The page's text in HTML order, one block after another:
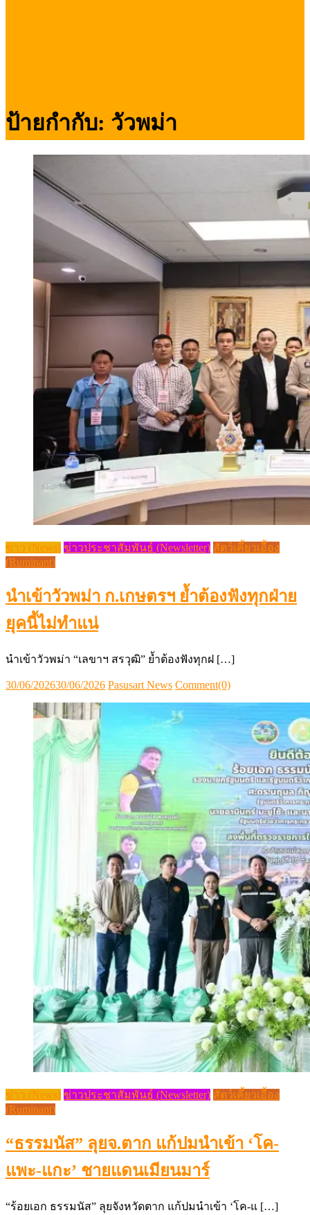
ป้ายกำกับ: วัวพม่า
ข่าว (News) ข่าวประชาสัมพันธ์ (Newsletter) สัตว์เคี้ยวเอื้อง
(Ruminant)
นำเข้าวัวพม่า ก.เกษตรฯ ย้ำต้องฟังทุกฝ่าย
ยุคนี้ไม่ทำแน่
นำเข้าวัวพม่า “เลขาฯ สรวุฒิ” ย้ำต้องฟังทุกฝ […]
Posted
30/06/202630/06/2026 Author
Pasusart News Comment(0)
ข่าว (News) ข่าวประชาสัมพันธ์ (Newsletter) สัตว์เคี้ยวเอื้อง
(Ruminant)
“ธรรมนัส” ลุยจ.ตาก แก้ปมนำเข้า ‘โค-
แพะ-แกะ’ ชายแดนเมียนมาร์
“ร้อยเอก ธรรมนัส” ลุยจังหวัดตาก แก้ปมนำเข้า ‘โค-แ […]